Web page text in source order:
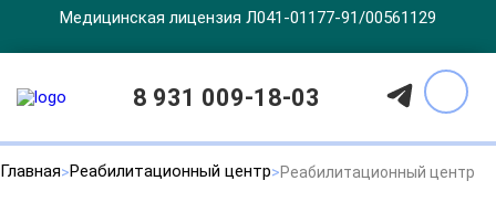
Медицинская лицензия Л041-01177-91/00561129
8 931 009-18-03
Главная Реабилитационный центр Реабилитационный центр